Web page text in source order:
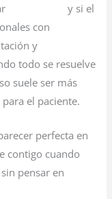
y si el
con
y
todo se resuelve
suele ser más
el paciente.
perfecta en
contigo cuando
pensar en